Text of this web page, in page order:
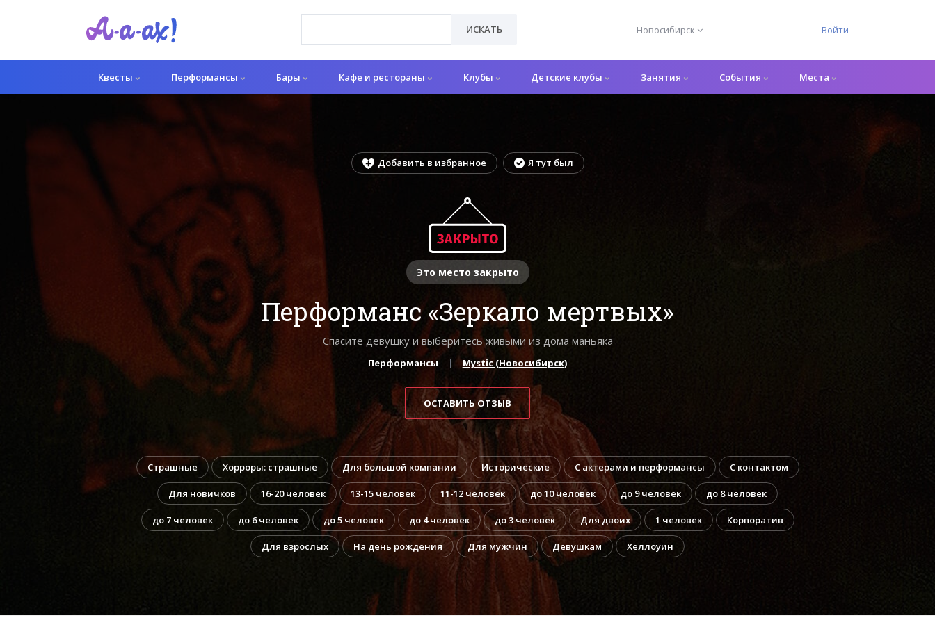
ИСКАТЬ Новосибирск Войти
Квесты Перформансы Бары Кафе и рестораны Клубы Детские клубы Занятия События Места
Добавить в избранное Я тут был
Это место закрыто
Перформанс «Зеркало мертвых»
Спасите девушку и выберитесь живыми из дома маньяка
Перформансы Mystic (Новосибирск)
ОСТАВИТЬ ОТЗЫВ
Страшные Хорроры: страшные Для большой компании Исторические С актерами и перформансы С контактом
Для новичков 16-20 человек 13-15 человек 11-12 человек до 10 человек до 9 человек до 8 человек
до 7 человек до 6 человек до 5 человек до 4 человек до 3 человек Для двоих 1 человек Корпоратив
Для взрослых На день рождения Для мужчин Девушкам Хеллоуин